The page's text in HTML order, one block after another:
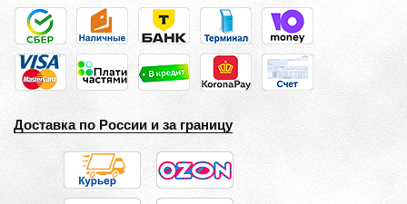
Доставка по России и за границу